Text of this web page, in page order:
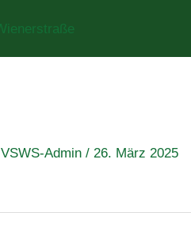
VSWS-Admin / 26. März 2025